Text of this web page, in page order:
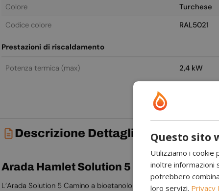
Colore
Turchese
Codice colore
RAL5021
Prestazioni di riscaldamento
Potenza termica (max) 2,4 kW
Descrizione Dettagliata
Arada Hamlet Solution 5 Camino a
L’Arada Solution 5 Camino a bioetanolo in Miami Blue unisce
Questo sito
Utilizziamo i cookie
inoltre informazioni
potrebbero
loro servizi. Privacy